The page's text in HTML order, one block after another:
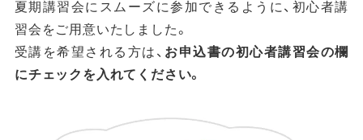
夏期講習会にスムーズに参加できるように、初心者講
習会をご用意いたしました。
受講を希望される方は、 お申込書の初心者講習会の欄
にチェックを入れてください。